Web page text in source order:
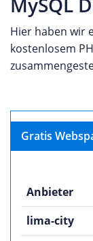
Hier haben wir
kostenlosem
Gratis
Anbieter
lima-city